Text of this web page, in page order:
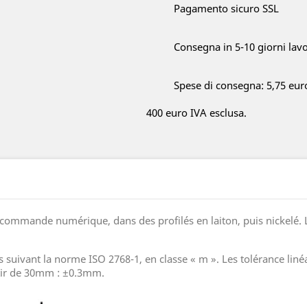
Pagamento sicuro SSL
Consegna in 5-10 giorni
Spese di consegna: 5,75
400 euro IVA esclusa.
numérique, dans des profilés en laiton, puis nickelé.
la norme ISO 2768-1, en classe « m ». Les tolérance
de 30mm : ±0.3mm.